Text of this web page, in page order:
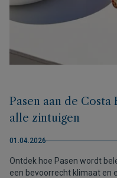
Pasen aan de
alle zintuigen
01.04.2026
Ontdek hoe Pasen wordt
een bevoorrecht klimaat en